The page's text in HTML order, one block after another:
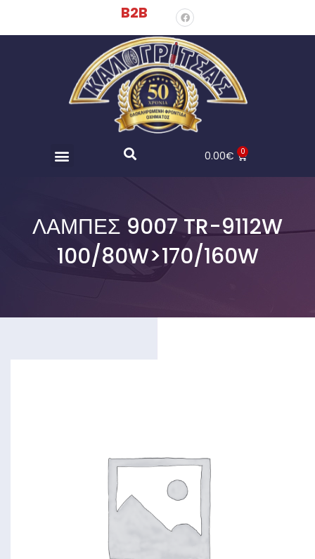
B2B
0.00€ 0
ΛΑΜΠΕΣ 9007 TR-9112W
100/80W>170/160W